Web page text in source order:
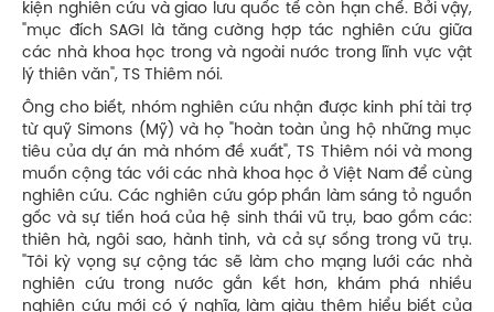
kiện nghiên cứu và giao lưu quốc tế còn hạn chế. Bởi vậy,
"mục đích SAGI là tăng cường hợp tác nghiên cứu giữa
các nhà khoa học trong và ngoài nước trong lĩnh vực vật
lý thiên văn", TS Thiêm nói.
Ông cho biết, nhóm nghiên cứu nhận được kinh phí tài trợ
từ quỹ Simons (Mỹ) và họ "hoàn toàn ủng hộ những mục
tiêu của dự án mà nhóm đề xuất", TS Thiêm nói và mong
muốn cộng tác với các nhà khoa học ở Việt Nam để cùng
nghiên cứu. Các nghiên cứu góp phần làm sáng tỏ nguồn
gốc và sự tiến hoá của hệ sinh thái vũ trụ, bao gồm các:
thiên hà, ngôi sao, hành tinh, và cả sự sống trong vũ trụ.
"Tôi kỳ vọng sự cộng tác sẽ làm cho mạng lưới các nhà
nghiên cứu trong nước gắn kết hơn, khám phá nhiều
nghiên cứu mới có ý nghĩa, làm giàu thêm hiểu biết của